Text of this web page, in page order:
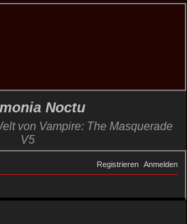
Noctu
von Vampire: The Masquerade
V5
Anmelden
Registrieren